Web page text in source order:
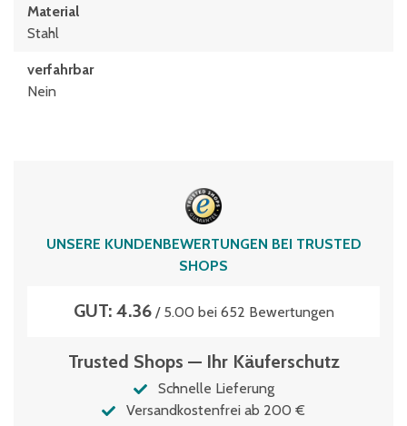
Material
Stahl
verfahrbar
Nein
UNSERE KUNDENBEWERTUNGEN BEI TRUSTED
SHOPS
GUT: 4.36/ 5.00 bei 652 Bewertungen
Trusted Shops — Ihr Käuferschutz
Schnelle Lieferung
Versandkostenfrei ab 200 €